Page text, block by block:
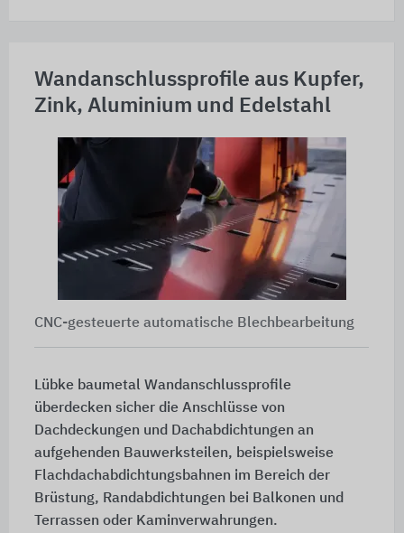
Wandanschlussprofile aus Kupfer,
Zink, Aluminium und Edelstahl
CNC-gesteuerte automatische Blechbearbeitung
Lübke baumetal Wandanschlussprofile
überdecken sicher die Anschlüsse von
Dachdeckungen und Dachabdichtungen an
aufgehenden Bauwerksteilen, beispielsweise
Flachdachabdichtungsbahnen im Bereich der
Brüstung, Randabdichtungen bei Balkonen und
Terrassen oder Kaminverwahrungen.